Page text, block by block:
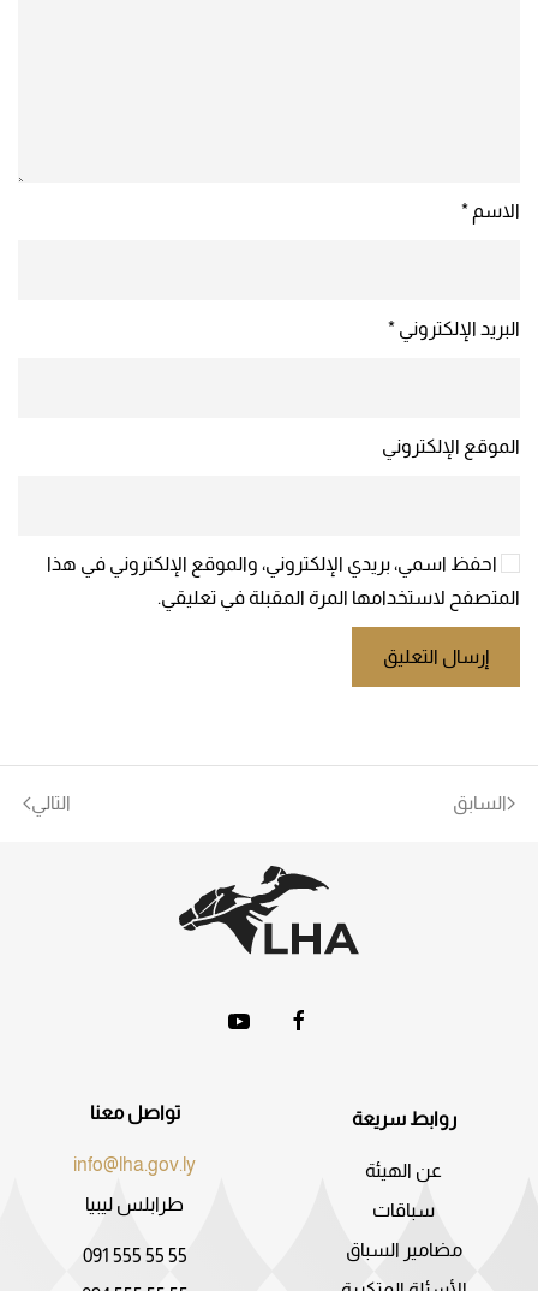
الاسم *
البريد الإلكتروني *
الموقع الإلكتروني
احفظ اسمي، بريدي الإلكتروني، والموقع الإلكتروني في هذا
المتصفح لاستخدامها المرة المقبلة في تعليقي.
إرسال التعليق
السابق التالي
روابط سريعة
عن الهيئة
سباقات
مضامير السباق
تواصل معنا
info@lha.gov.ly
طرابلس ليبيا
091 555 55 55